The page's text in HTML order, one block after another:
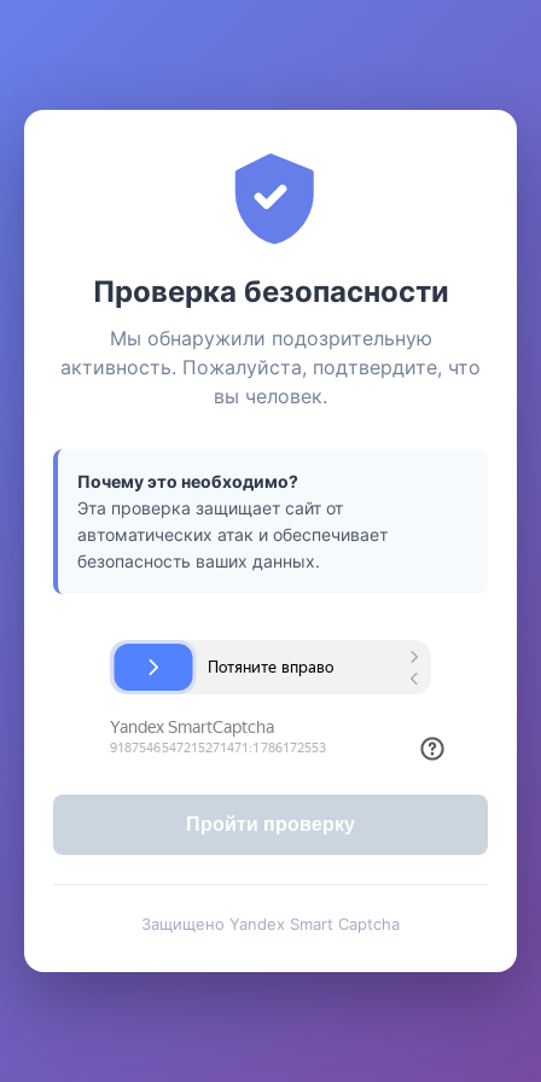
Проверка безопасности
Мы обнаружили подозрительную
активность. Пожалуйста, подтвердите, что
вы человек.
Почему это необходимо?
Эта проверка защищает сайт от
автоматических атак и обеспечивает
безопасность ваших данных.
Пройти проверку
Защищено Yandex Smart Captcha